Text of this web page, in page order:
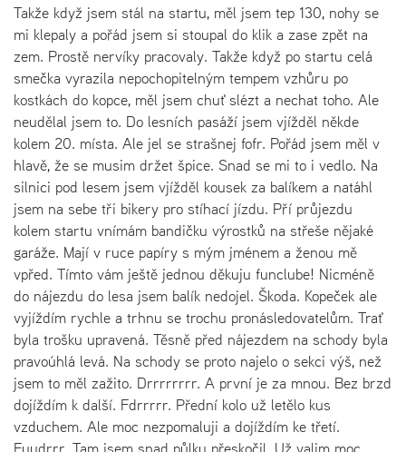
Takže když jsem stál na startu, měl jsem tep 130, nohy se
mi klepaly a pořád jsem si stoupal do klik a zase zpět na
zem. Prostě nervíky pracovaly. Takže když po startu celá
smečka vyrazila nepochopitelným tempem vzhůru po
kostkách do kopce, měl jsem chuť slézt a nechat toho. Ale
neudělal jsem to. Do lesních pasáží jsem vjížděl někde
kolem 20. místa. Ale jel se strašnej fofr. Pořád jsem měl v
hlavě, že se musim držet špice. Snad se mi to i vedlo. Na
silnici pod lesem jsem vjížděl kousek za balíkem a natáhl
jsem na sebe tři bikery pro stíhací jízdu. Pří průjezdu
kolem startu vnímám bandičku výrostků na střeše nějaké
garáže. Mají v ruce papíry s mým jménem a ženou mě
vpřed. Tímto vám ještě jednou děkuju funclube! Nicméně
do nájezdu do lesa jsem balík nedojel. Škoda. Kopeček ale
vyjíždím rychle a trhnu se trochu pronásledovatelům. Trať
byla trošku upravená. Těsně před nájezdem na schody byla
pravoúhlá levá. Na schody se proto najelo o sekci výš, než
jsem to měl zažito. Drrrrrrrr. A první je za mnou. Bez brzd
dojíždím k další. Fdrrrrr. Přední kolo už letělo kus
vzduchem. Ale moc nezpomaluji a dojíždím ke třetí.